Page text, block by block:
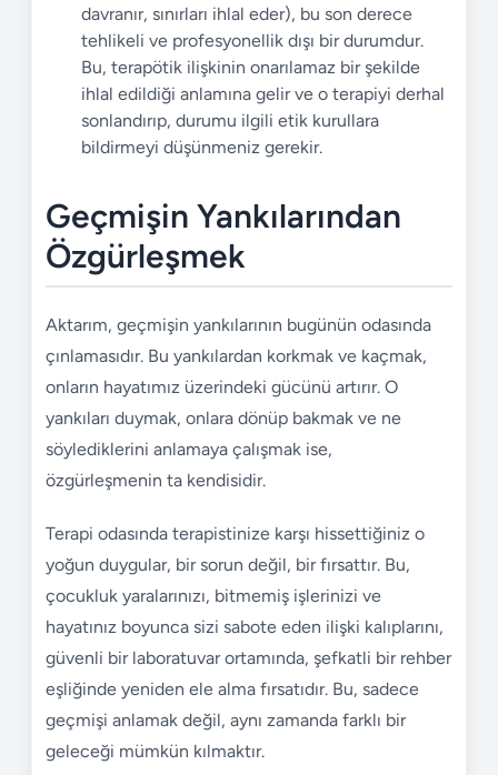
davranır, sınırları ihlal eder), bu son derece
tehlikeli ve profesyonellik dışı bir durumdur.
Bu, terapötik ilişkinin onarılamaz bir şekilde
ihlal edildiği anlamına gelir ve o terapiyi derhal
sonlandırıp, durumu ilgili etik kurullara
bildirmeyi düşünmeniz gerekir.
Geçmişin Yankılarından
Özgürleşmek
Aktarım, geçmişin yankılarının bugünün odasında
çınlamasıdır. Bu yankılardan korkmak ve kaçmak,
onların hayatımız üzerindeki gücünü artırır. O
yankıları duymak, onlara dönüp bakmak ve ne
söylediklerini anlamaya çalışmak ise,
özgürleşmenin ta kendisidir.
Terapi odasında terapistinize karşı hissettiğiniz o
yoğun duygular, bir sorun değil, bir fırsattır. Bu,
çocukluk yaralarınızı, bitmemiş işlerinizi ve
hayatınız boyunca sizi sabote eden ilişki kalıplarını,
güvenli bir laboratuvar ortamında, şefkatli bir rehber
eşliğinde yeniden ele alma fırsatıdır. Bu, sadece
geçmişi anlamak değil, aynı zamanda farklı bir
geleceği mümkün kılmaktır.